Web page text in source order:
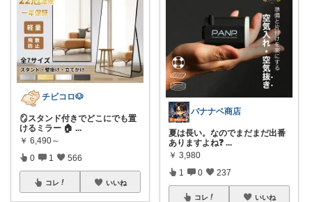
チビコロ🐶
🪞スタンド付きでどこにでも置
けるミラー 🏠 ...
￥ 6,490～
0 1 566
コレ いいね
バナナベ商店
夏は長い。なのでまだまだ出番
ありますよね❓ ...
￥ 3,980
1 0 237
コレ いいね